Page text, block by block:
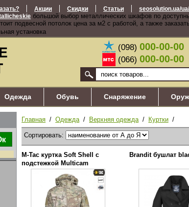
Акции Скидки Статьи seosolution.ua/ua/
большой выбор металлических шкафов по
подвесной потолок цена за м2 с работой, а также
установка
(098) 000-00-00
(066) 000-00-00
Одежда Обувь Снаряжение
Главная / Одежда/ Верхняя одежда/ Куртки /
Сортировать:
M-Tac куртка Soft Shell с
подстежкой Multicam
Brandit бушлат